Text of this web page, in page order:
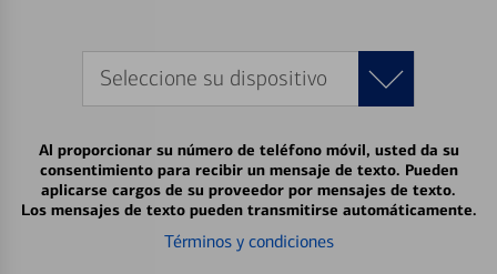
Seleccione su dispositivo
Al proporcionar su número de teléfono móvil, usted da su
consentimiento para recibir un mensaje de texto. Pueden
aplicarse cargos de su proveedor por mensajes de texto.
Los mensajes de texto pueden transmitirse automáticamente.
Términos y condiciones